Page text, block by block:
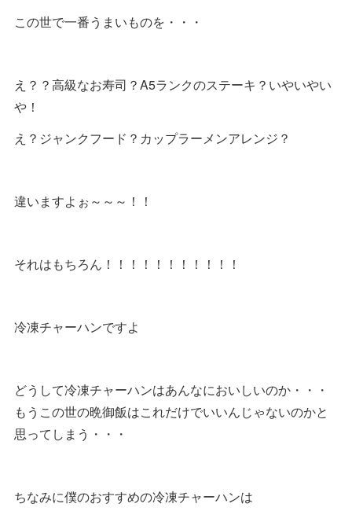
この世で一番うまいものを・・・
え？？高級なお寿司？A5ランクのステーキ？いやいやい
や！
え？ジャンクフード？カップラーメンアレンジ？
違いますよぉ～～～！！
それはもちろん！！！！！！！！！！！
冷凍チャーハンですよ
どうして冷凍チャーハンはあんなにおいしいのか・・・
もうこの世の晩御飯はこれだけでいいんじゃないのかと
思ってしまう・・・
ちなみに僕のおすすめの冷凍チャーハンは